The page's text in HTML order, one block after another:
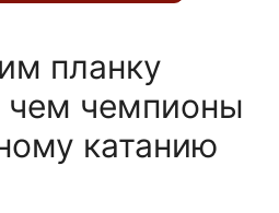
планку
чем чемпионы
катанию